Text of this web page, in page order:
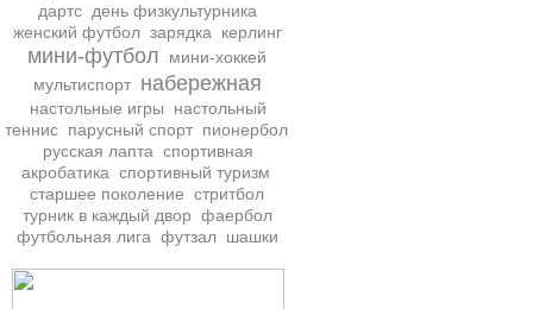
дартс день физкультурника
женский футбол зарядка керлинг
мини-футбол
мини-хоккей
мультиспорт набережная
настольные игры
настольный
теннис парусный спорт пионербол
русская лапта спортивная
акробатика спортивный туризм
старшее поколение стритбол
турник в каждый двор фаербол
футбольная лига футзал шашки